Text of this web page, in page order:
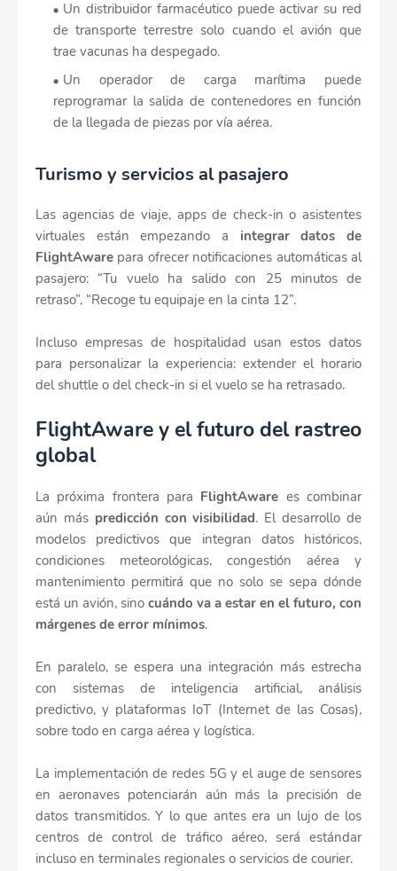
Un distribuidor farmacéutico puede activar su red
de transporte terrestre solo cuando el avión que
trae vacunas ha despegado.
Un operador de carga marítima puede
reprogramar la salida de contenedores en función
de la llegada de piezas por vía aérea.
Turismo y servicios al pasajero
Las agencias de viaje, apps de check-in o asistentes
virtuales están empezando a integrar datos de
FlightAware para ofrecer notificaciones automáticas al
pasajero: “Tu vuelo ha salido con 25 minutos de
retraso”, “Recoge tu equipaje en la cinta 12”.
Incluso empresas de hospitalidad usan estos datos
para personalizar la experiencia: extender el horario
del shuttle o del check-in si el vuelo se ha retrasado.
FlightAware y el futuro del rastreo
global
La próxima frontera para FlightAware es combinar
aún más predicción con visibilidad. El desarrollo de
modelos predictivos que integran datos históricos,
condiciones meteorológicas, congestión aérea y
mantenimiento permitirá que no solo se sepa dónde
está un avión, sino cuándo va a estar en el futuro, con
márgenes de error mínimos.
En paralelo, se espera una integración más estrecha
con sistemas de inteligencia artificial, análisis
predictivo, y plataformas IoT (Internet de las Cosas),
sobre todo en carga aérea y logística.
La implementación de redes 5G y el auge de sensores
en aeronaves potenciarán aún más la precisión de
datos transmitidos. Y lo que antes era un lujo de los
centros de control de tráfico aéreo, será estándar
incluso en terminales regionales o servicios de courier.